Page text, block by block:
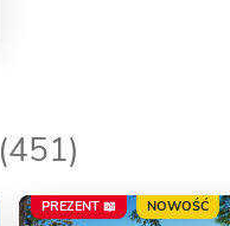
(451)
PREZENT 📖 NOWOŚĆ